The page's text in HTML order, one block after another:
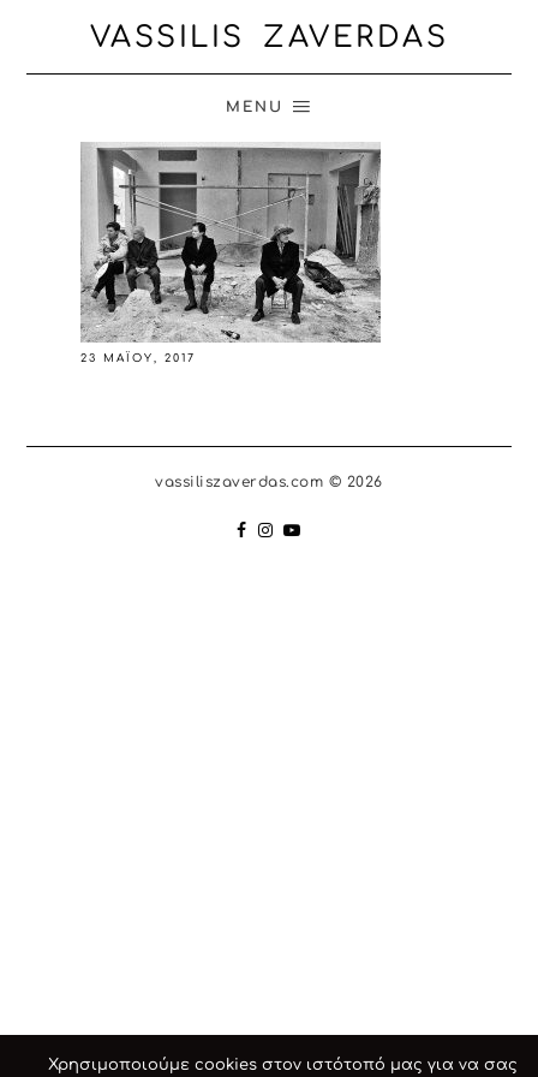
VASSILIS ZAVERDAS
MENU
23 ΜΑΪ́ΟΥ, 2017
vassiliszaverdas.com © 2026
Χρησιμοποιούμε cookies στον ιστότοπό μας για να σας